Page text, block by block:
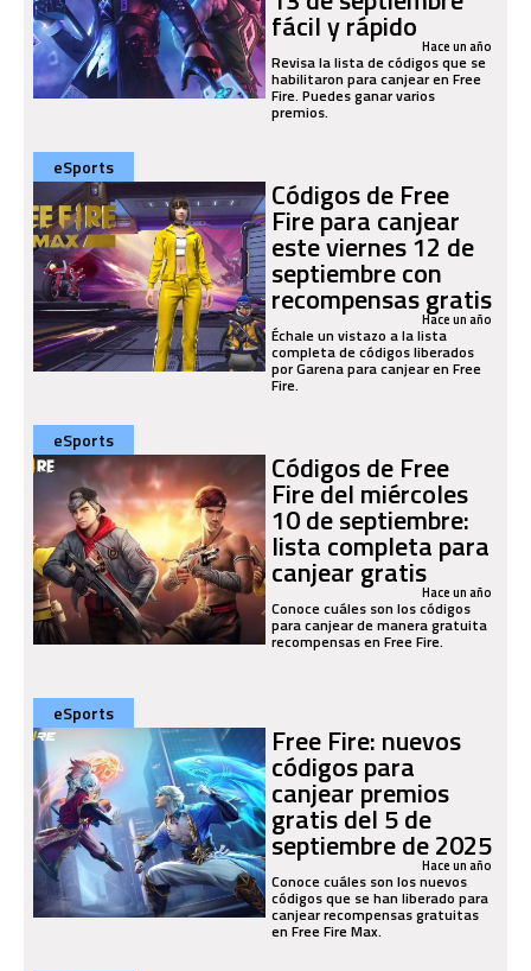
fácil y rápido Hace un año
Revisa la lista de códigos que se
habilitaron para canjear en Free
Fire. Puedes ganar varios
premios.
eSports
Códigos de Free
Fire para canjear
este viernes 12 de
septiembre con
recompensas gratis
Hace un año
Échale un vistazo a la lista
completa de códigos liberados
por Garena para canjear en Free
Fire.
eSports
Códigos de Free
Fire del miércoles
10 de septiembre:
lista completa para
canjear gratisHace un año
Conoce cuáles son los códigos
para canjear de manera gratuita
recompensas en Free Fire.
eSports
Free Fire: nuevos
códigos para
canjear premios
gratis del 5 de
septiembre de 2025
Hace un año
Conoce cuáles son los nuevos
códigos que se han liberado para
canjear recompensas gratuitas
en Free Fire Max.